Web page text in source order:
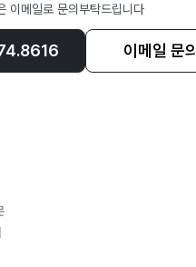
이메일로 문의부탁드립니다
이메일 문의